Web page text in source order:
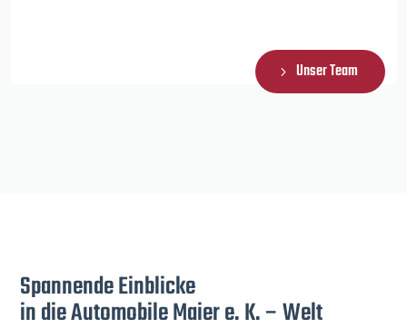
Unser Team
Spannende Einblicke
in die Automobile Maier e. K. – Welt